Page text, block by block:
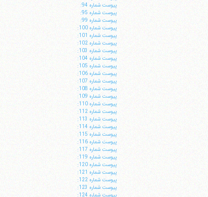
پيوست شماره 94:
پيوست شماره 95:
پيوست شماره 99:
پيوست شماره 100:
پيوست شماره 101:
پيوست شماره 102:
پيوست شماره 103:
پيوست شماره 104:
پيوست شماره 105:
پيوست شماره 106:
پيوست شماره 107:
پيوست شماره 108:
پيوست شماره 109:
پيوست شماره 110:
پيوست شماره 112:
پيوست شماره 113:
پيوست شماره 114:
پيوست شماره 115:
پيوست شماره 116:
پيوست شماره 117:
پيوست شماره 119:
پيوست شماره 120:
پيوست شماره 121:
پيوست شماره 122:
پيوست شماره 123:
پيوست شماره 124: